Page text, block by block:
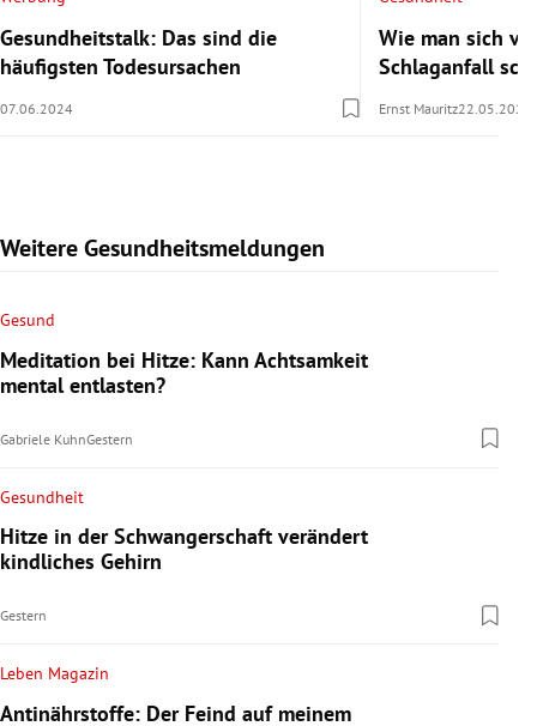
Gesundheitstalk: Das sind die
häufigsten Todesursachen
07.06.2024
Wie man sich
Schlaganfall
Ernst Mauritz22.05.2024
Weitere Gesundheitsmeldungen
Gesund
Meditation bei Hitze: Kann Achtsamkeit
mental entlasten?
Gabriele KuhnGestern
Gesundheit
Hitze in der Schwangerschaft verändert
kindliches Gehirn
Gestern
Leben Magazin
Antinährstoffe: Der Feind auf meinem